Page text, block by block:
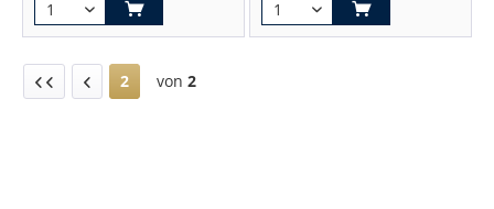
2 von 2